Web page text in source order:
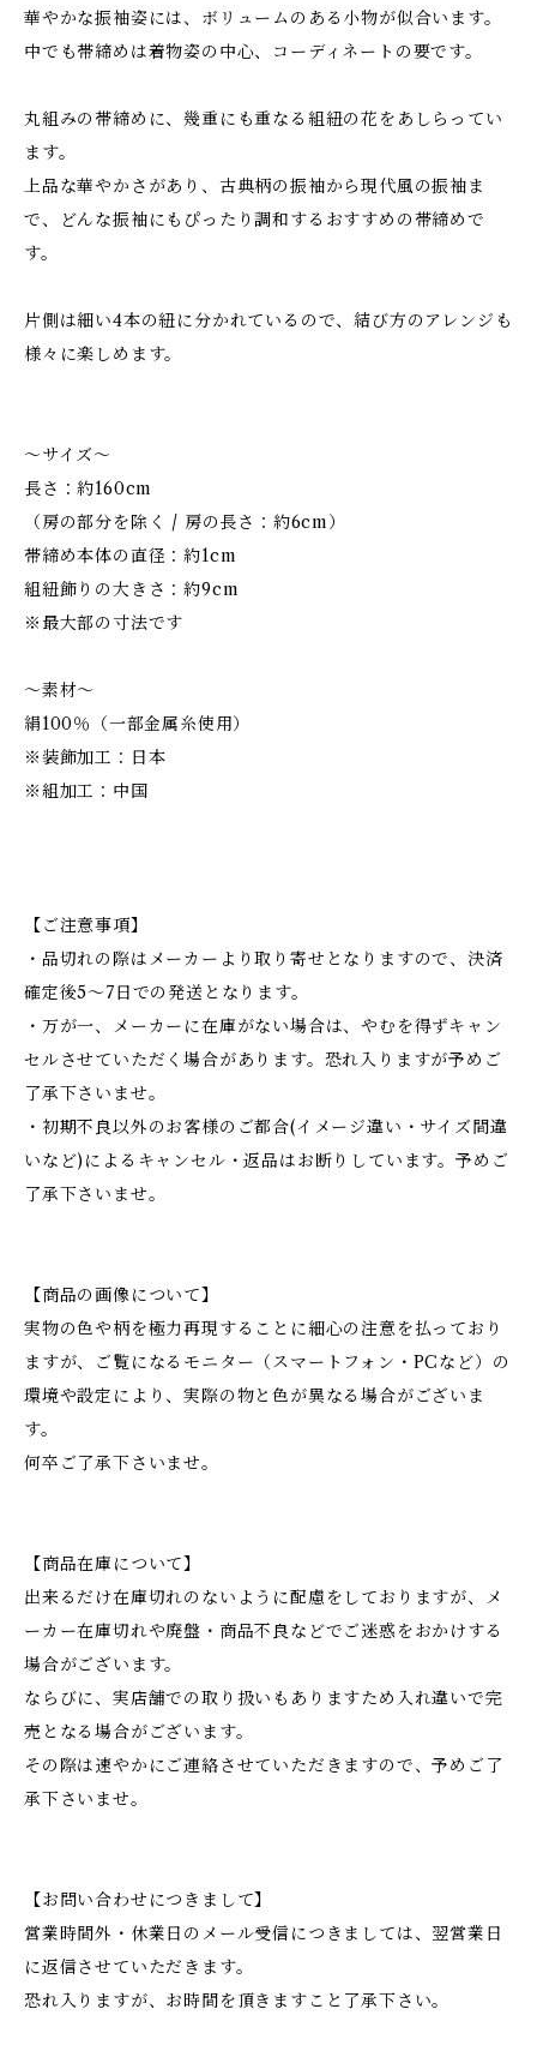
華やかな振袖姿には、ボリュームのある小物が似合います。
中でも帯締めは着物姿の中心、コーディネートの要です。
丸組みの帯締めに、幾重にも重なる組紐の花をあしらってい
ます。
上品な華やかさがあり、古典柄の振袖から現代風の振袖ま
で、どんな振袖にもぴったり調和するおすすめの帯締めで
す。
片側は細い4本の紐に分かれているので、結び方のアレンジも
様々に楽しめます。
～サイズ～
長さ：約160cm
（房の部分を除く / 房の長さ：約6cm）
帯締め本体の直径：約1cm
組紐飾りの大きさ：約9cm
※最大部の寸法です
～素材～
絹100％（一部金属糸使用）
※装飾加工：日本
※組加工：中国
【ご注意事項】
・品切れの際はメーカーより取り寄せとなりますので、決済
確定後5～7日での発送となります。
・万が一、メーカーに在庫がない場合は、やむを得ずキャン
セルさせていただく場合があります。恐れ入りますが予めご
了承下さいませ。
・初期不良以外のお客様のご都合(イメージ違い・サイズ間違
いなど)によるキャンセル・返品はお断りしています。予めご
了承下さいませ。
【商品の画像について】
実物の色や柄を極力再現することに細心の注意を払っており
ますが、ご覧になるモニター（スマートフォン・PCなど）の
環境や設定により、実際の物と色が異なる場合がございま
す。
何卒ご了承下さいませ。
【商品在庫について】
出来るだけ在庫切れのないように配慮をしておりますが、メ
ーカー在庫切れや廃盤・商品不良などでご迷惑をおかけする
場合がございます。
ならびに、実店舗での取り扱いもありますため入れ違いで完
売となる場合がございます。
その際は速やかにご連絡させていただきますので、予めご了
承下さいませ。
【お問い合わせにつきまして】
営業時間外・休業日のメール受信につきましては、翌営業日
に返信させていただきます。
恐れ入りますが、お時間を頂きますこと了承下さい。